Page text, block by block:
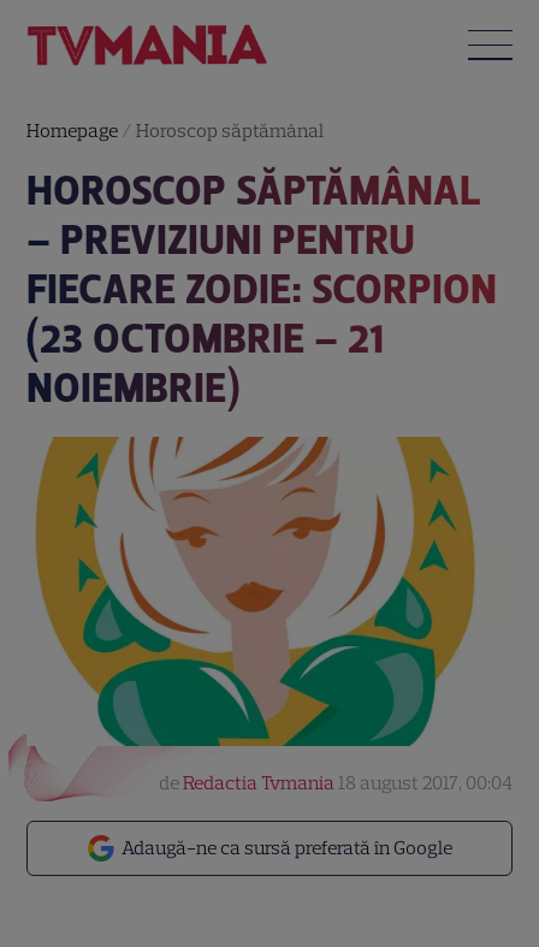
Homepage /Horoscop săptămânal
HOROSCOP SĂPTĂMÂNAL
– PREVIZIUNI PENTRU
FIECARE ZODIE: SCORPION
(23 OCTOMBRIE – 21
NOIEMBRIE)
Adaugă-ne ca sursă preferată în Google
deRedactia Tvmania 18 august 2017, 00:04